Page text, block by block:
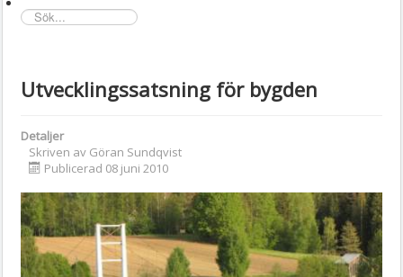
sök...
Utvecklingssatsning för bygden
Detaljer
Skriven av Göran Sundqvist
Publicerad 08 juni 2010